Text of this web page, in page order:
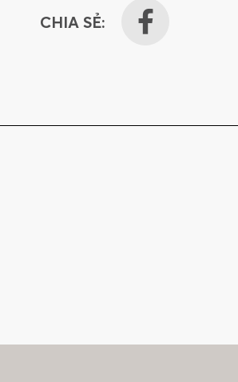
CHIA SẺ: